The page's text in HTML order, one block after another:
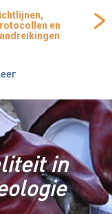
en
in